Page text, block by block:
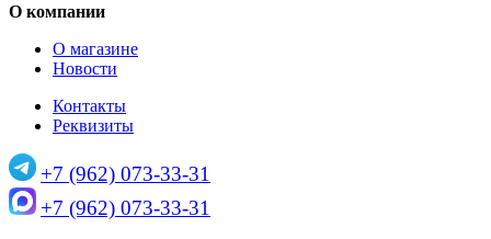
О компании
О магазине
Новости
Контакты
Реквизиты
+7 (962) 073-33-31
+7 (962) 073-33-31